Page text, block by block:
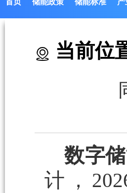
首页 储能政策 储能标准 产
当前位
数字
计，